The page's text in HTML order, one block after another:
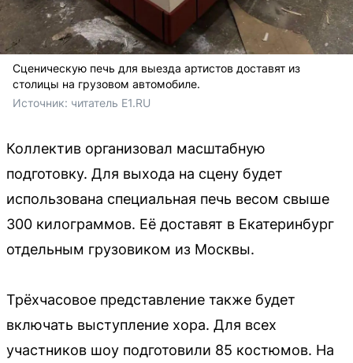
Сценическую печь для выезда артистов доставят из
столицы на грузовом автомобиле.
Источник: читатель E1.RU
Коллектив организовал масштабную
подготовку. Для выхода на сцену будет
использована специальная печь весом свыше
300 килограммов. Её доставят в Екатеринбург
отдельным грузовиком из Москвы.
Трёхчасовое представление также будет
включать выступление хора. Для всех
участников шоу подготовили 85 костюмов. На